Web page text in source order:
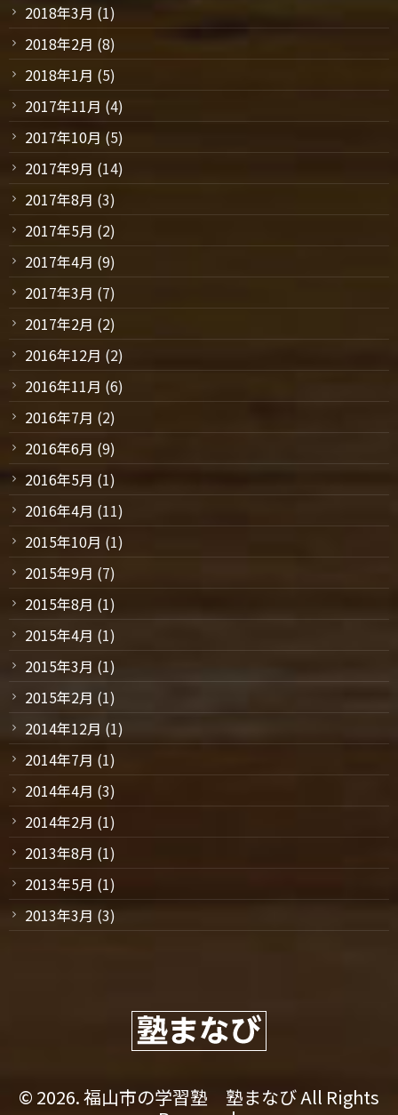
2018年3月 (1)
2018年2月 (8)
2018年1月 (5)
2017年11月 (4)
2017年10月 (5)
2017年9月 (14)
2017年8月 (3)
2017年5月 (2)
2017年4月 (9)
2017年3月 (7)
2017年2月 (2)
2016年12月 (2)
2016年11月 (6)
2016年7月 (2)
2016年6月 (9)
2016年5月 (1)
2016年4月 (11)
2015年10月 (1)
2015年9月 (7)
2015年8月 (1)
2015年4月 (1)
2015年3月 (1)
2015年2月 (1)
2014年12月 (1)
2014年7月 (1)
2014年4月 (3)
2014年2月 (1)
2013年8月 (1)
2013年5月 (1)
2013年3月 (3)
© 2026. 福山市の学習塾 塾まなび All Rights